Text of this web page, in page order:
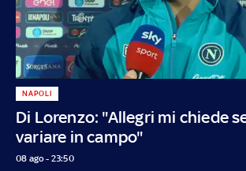
Di Lorenzo: "Allegri mi chiede
variare in campo"
NAPOLI
08 ago - 23:50